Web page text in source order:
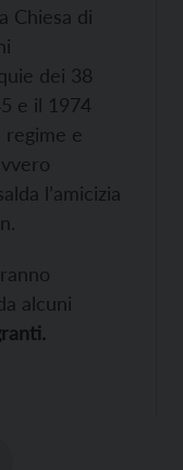
Chiesa di
dei 38
e il 1974
regime e
l’amicizia
alcuni